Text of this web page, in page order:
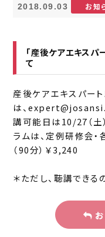
2018.09.03 お知
「産後ケアエキス
て
産後ケアエキスパー
は、
講可能日は10/27（土
ラムは、定例研修会
（90分）￥3,240
＊ただし、聴講でき